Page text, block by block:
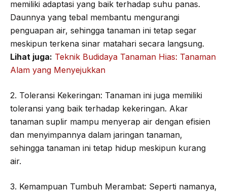
memiliki adaptasi yang baik terhadap suhu panas.
Daunnya yang tebal membantu mengurangi
penguapan air, sehingga tanaman ini tetap segar
meskipun terkena sinar matahari secara langsung.
Lihat juga: Teknik Budidaya Tanaman Hias: Tanaman
Alam yang Menyejukkan
2. Toleransi Kekeringan: Tanaman ini juga memiliki
toleransi yang baik terhadap kekeringan. Akar
tanaman suplir mampu menyerap air dengan efisien
dan menyimpannya dalam jaringan tanaman,
sehingga tanaman ini tetap hidup meskipun kurang
air.
3. Kemampuan Tumbuh Merambat: Seperti namanya,